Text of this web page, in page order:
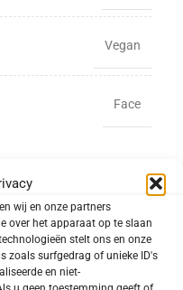
wij en onze partners
over het apparaat op te slaan
stelt ons en onze
zoals surfgedrag of unieke ID's
en niet-
Vegan
Face